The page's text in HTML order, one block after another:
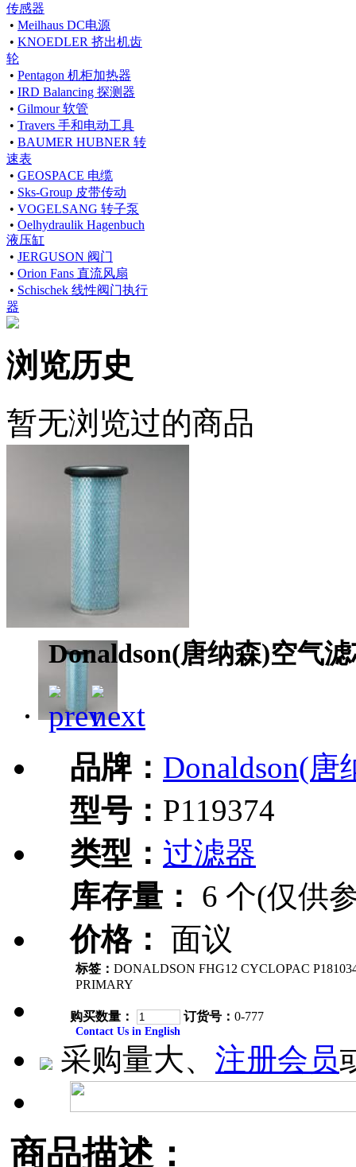
传感器
• Meilhaus DC电源
• KNOEDLER 挤出机齿
轮
• Pentagon 机柜加热器
• IRD Balancing 探测器
• Gilmour 软管
• Travers 手和电动工具
• BAUMER HUBNER 转
速表
• GEOSPACE 电缆
• Sks-Group 皮带传动
• VOGELSANG 转子泵
• Oelhydraulik Hagenbuch
液压缸
• JERGUSON 阀门
• Orion Fans 直流风扇
• Schischek 线性阀门执行
器
浏览历史
暂无浏览过的商品
Donaldson(唐纳森)空气滤
品牌： Donaldson(唐
型号： P119374
类型： 过滤器
库存量：
6 个(仅供
价格： 面议
标签： DONALDSON FHG12 CYCLOPAC
PRIMARY
购买数量： 订货号： 0-777
Contact Us in English
采购量大、 注册会员
商品描述：